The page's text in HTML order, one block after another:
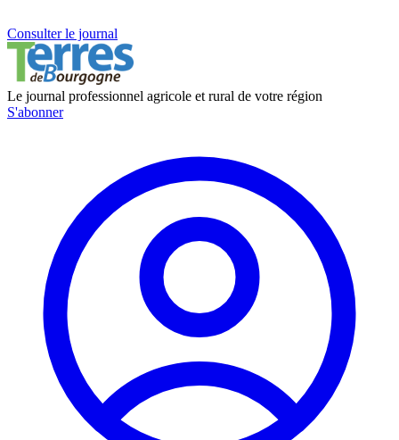
Consulter le journal
Le journal professionnel agricole et rural de votre région
S'abonner